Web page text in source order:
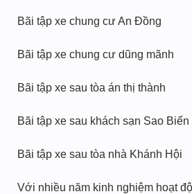
Bãi tập xe chung cư An Đồng
Bãi tập xe chung cư dũng mãnh
Bãi tập xe sau tòa án thị thành
Bãi tập xe sau khách sạn Sao Biển
Bãi tập xe sau tòa nhà Khánh Hội
Với nhiều năm kinh nghiệm hoạt